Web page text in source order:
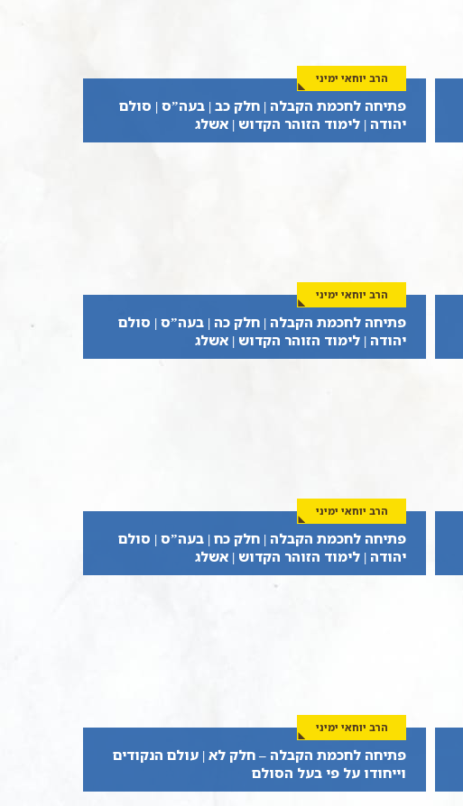
הרב יוחאי ימיני
פתיחה לחכמת הקבלה | חלק כב | בעה”ס | סולם
יהודה | לימוד הזוהר הקדוש | אשלג
הרב יוחאי ימיני
פתיחה לחכמת הקבלה | חלק כה | בעה”ס | סולם
יהודה | לימוד הזוהר הקדוש | אשלג
הרב יוחאי ימיני
פתיחה לחכמת הקבלה | חלק כח | בעה”ס | סולם
יהודה | לימוד הזוהר הקדוש | אשלג
הרב יוחאי ימיני
פתיחה לחכמת הקבלה – חלק לא | עולם הנקודים
וייחודו על פי בעל הסולם